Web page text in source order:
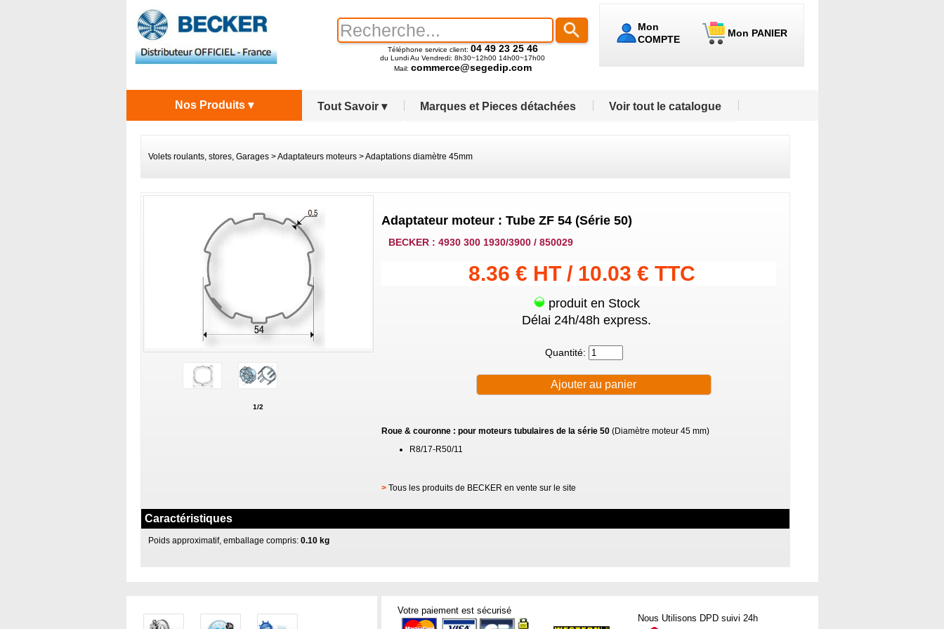
Mon
COMPTE
Mon PANIER
Téléphone service client: 04 49 23 25 46
du Lundi Au Vendredi: 8h30~12h00 14h00~17h00
Mail: commerce@segedip.com
Tout Savoir ▾ Marques et Pieces détachées Voir tout le catalogue
Nos Produits ▾
Volets roulants, stores, Garages>Adaptateurs moteurs>Adaptations diamètre 45mm
1/2
Adaptateur moteur : Tube ZF 54 (Série 50)
BECKER : 4930 300 1930/3900 / 850029
8.36 € HT / 10.03 € TTC
produit en Stock
Délai 24h/48h express.
Quantité:
Roue & couronne : pour moteurs tubulaires de la série 50(Diamètre moteur 45 mm)
R8/17-R50/11
> Tous les produits de BECKER en vente sur le site
Caractéristiques
Poids approximatif, emballage compris:0.10 kg
Votre paiement est sécurisé
Nous Utilisons DPD suivi 24h